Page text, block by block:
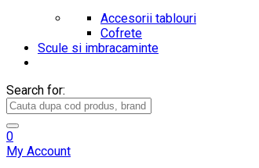
Accesorii tablouri
Cofrete
Scule si imbracaminte
Search for:
0
My Account